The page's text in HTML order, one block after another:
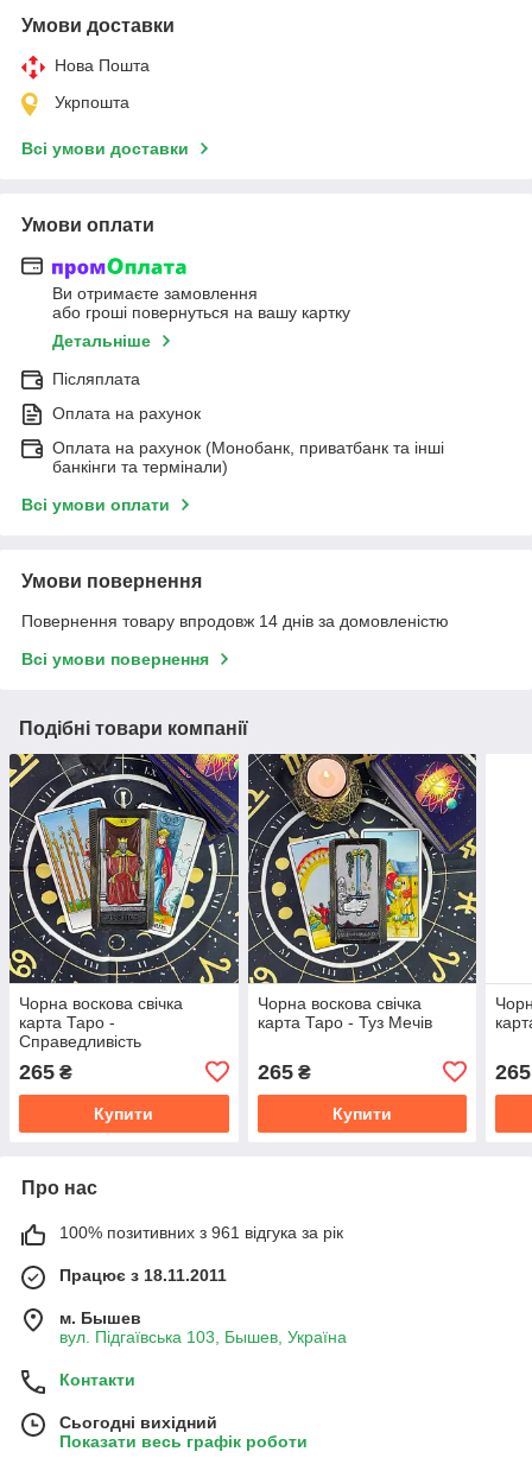
Умови доставки
Нова Пошта
Укрпошта
Всі умови доставки
Умови оплати
Ви отримаєте замовлення
або гроші повернуться на вашу картку
Детальніше
Післяплата
Оплата на рахунок
Оплата на рахунок (Монобанк, приватбанк та інші
банкінги та термінали)
Всі умови оплати
Умови повернення
Повернення товару впродовж 14 днів за домовленістю
Всі умови повернення
Подібні товари компанії
Чорна воскова свічка
карта Таро -
Справедливість
265 ₴
Купити
Чорна воскова свічка
карта Таро - Туз Мечів
265₴
Купити
265
Про нас
100% позитивних з 961 відгука за рік
Працює з 18.11.2011
м. Бышев
вул. Підгаївська 103, Бышев, Україна
Контакти
Сьогодні вихідний
Показати весь графік роботи